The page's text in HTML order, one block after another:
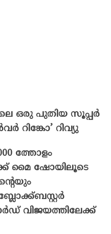
ഒരു പുതിയ സൂപ്പർ
റിങ്കോ’ റിവ്യു
ത്തോളം
മൈ ഷോയിലൂടെ
വിജയത്തിലേക്ക്